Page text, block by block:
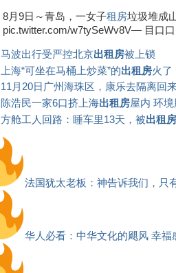
8月9日～青岛，一女子租房垃圾堆成
pic.twitter.com/w7tySeWv8V— 目口
马波出行受严控北京出租房被上锁
上海“可坐在马桶上炒菜”的出租房火了
11月20日广州海珠区，康乐去隔离回
陈浩民一家6口挤上海出租房屋内 环
方舱工人回路：睡车里13天，被出租房
法国犹太老板：神告诉我们，只
华人必看：中华文化的飓风 幸福